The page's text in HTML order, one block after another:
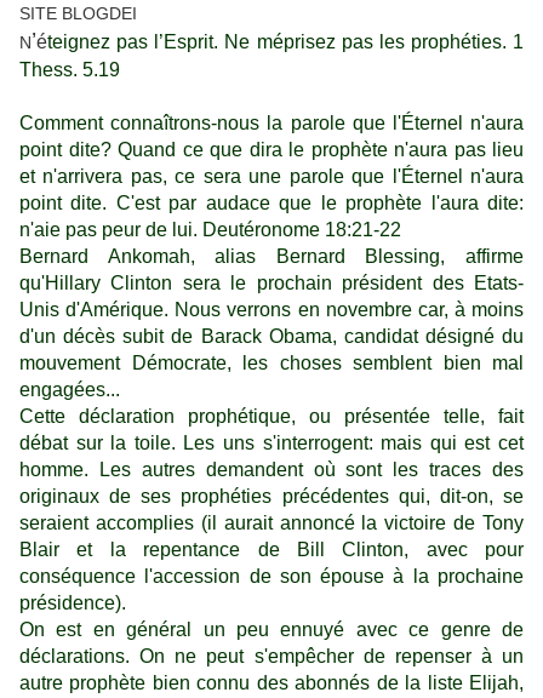
SITE BLOGDEI
N’éteignez pas l’Esprit. Ne méprisez pas les prophéties. 1
Thess. 5.19
Comment connaîtrons-nous la parole que l'Éternel n'aura
point dite? Quand ce que dira le prophète n'aura pas lieu
et n'arrivera pas, ce sera une parole que l'Éternel n'aura
point dite. C'est par audace que le prophète l'aura dite:
n'aie pas peur de lui. Deutéronome 18:21-22
Bernard Ankomah, alias Bernard Blessing, affirme
qu'Hillary Clinton sera le prochain président des Etats-
Unis d'Amérique. Nous verrons en novembre car, à moins
d'un décès subit de Barack Obama, candidat désigné du
mouvement Démocrate, les choses semblent bien mal
engagées...
Cette déclaration prophétique, ou présentée telle, fait
débat sur la toile. Les uns s'interrogent: mais qui est cet
homme. Les autres demandent où sont les traces des
originaux de ses prophéties précédentes qui, dit-on, se
seraient accomplies (il aurait annoncé la victoire de Tony
Blair et la repentance de Bill Clinton, avec pour
conséquence l'accession de son épouse à la prochaine
présidence).
On est en général un peu ennuyé avec ce genre de
déclarations. On ne peut s'empêcher de repenser à un
autre prophète bien connu des abonnés de la liste Elijah,